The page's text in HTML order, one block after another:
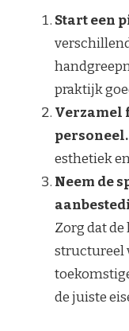
Start een
praktijk
Verzamel
personeel.
esthetiek
Neem de
Zorg dat
structureel
de juiste